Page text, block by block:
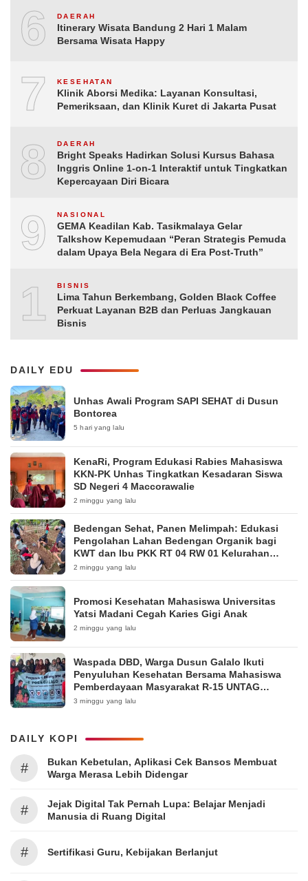
6 DAERAH
Itinerary Wisata Bandung 2 Hari 1 Malam
Bersama Wisata Happy
7 KESEHATAN
Klinik Aborsi Medika: Layanan Konsultasi,
Pemeriksaan, dan Klinik Kuret di Jakarta Pusat
8 DAERAH
Bright Speaks Hadirkan Solusi Kursus Bahasa
Inggris Online 1-on-1 Interaktif untuk Tingkatkan
Kepercayaan Diri Bicara
9 NASIONAL
GEMA Keadilan Kab. Tasikmalaya Gelar
Talkshow Kepemudaan “Peran Strategis Pemuda
dalam Upaya Bela Negara di Era Post-Truth”
10BISNIS
Lima Tahun Berkembang, Golden Black Coffee
Perkuat Layanan B2B dan Perluas Jangkauan
Bisnis
DAILY EDU
Unhas Awali Program SAPI SEHAT di Dusun
Bontorea
5 hari yang lalu
KenaRi, Program Edukasi Rabies Mahasiswa
KKN-PK Unhas Tingkatkan Kesadaran Siswa
SD Negeri 4 Maccorawalie
2 minggu yang lalu
Bedengan Sehat, Panen Melimpah: Edukasi
Pengolahan Lahan Bedengan Organik bagi
KWT dan Ibu PKK RT 04 RW 01 Kelurahan
Pakintelan
2 minggu yang lalu
Promosi Kesehatan Mahasiswa Universitas
Yatsi Madani Cegah Karies Gigi Anak
2 minggu yang lalu
Waspada DBD, Warga Dusun Galalo Ikuti
Penyuluhan Kesehatan Bersama Mahasiswa
Pemberdayaan Masyarakat R-15 UNTAG
Surabaya 2026
3 minggu yang lalu
DAILY KOPI
#
Bukan Kebetulan, Aplikasi Cek Bansos Membuat
Warga Merasa Lebih Didengar
#
Jejak Digital Tak Pernah Lupa: Belajar Menjadi
Manusia di Ruang Digital
# Sertifikasi Guru, Kebijakan Berlanjut